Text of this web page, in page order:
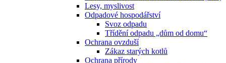
Lesy, myslivost
Odpadové hospodářství
Svoz odpadu
Třídění odpadu „dům od domu“
Ochrana ovzduší
Zákaz starých kotlů
Ochrana přírody